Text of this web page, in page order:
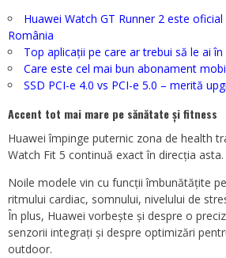
Huawei Watch GT Runner 2 este
România
Top aplicații pe care ar trebui să le ai în
Care este cel mai bun abonament
SSD PCI-e 4.0 vs PCI-e 5.0 – merită
Accent tot mai mare pe sănătate și fitness
Huawei împinge puternic zona de health
Watch Fit 5 continuă exact în direcția asta.
Noile modele vin cu funcții îmbunătățite
ritmului cardiac, somnului, nivelului de
În plus, Huawei vorbește și despre o
senzorii integrați și despre optimizări
outdoor.